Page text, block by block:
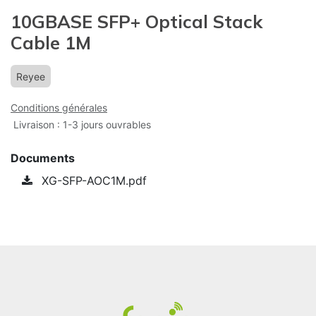
10GBASE SFP+ Optical Stack
Cable 1M
Reyee
Conditions générales
Livraison : 1-3 jours ouvrables
Documents
XG-SFP-AOC1M.pdf